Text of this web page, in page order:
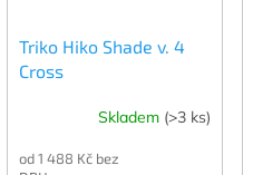
Triko Hiko Shade v. 4
Cross
Skladem (>3 ks)
od 1 488 Kč bez